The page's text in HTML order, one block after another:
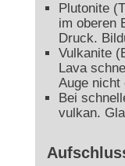
Plutonite
im oberen
Druck.
Vulkanite
Lava
Auge nicht
Bei
vulkan.